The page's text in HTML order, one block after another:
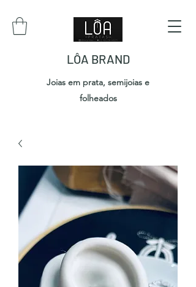
LÔA BRAND
Joias em prata, semijoias e
folheados